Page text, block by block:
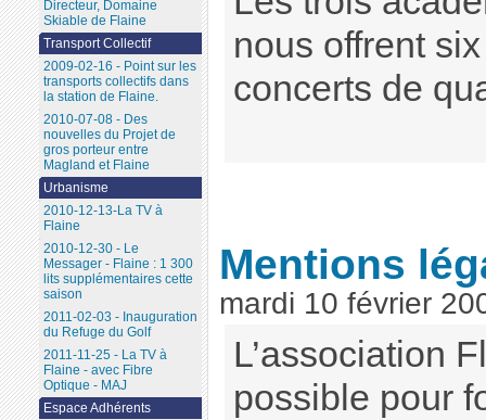
nous offrent
concerts de
Mentions
mardi 10 février
L’association
possible pour
Directeur, Domaine
Skiable de Flaine
Transport Collectif
2009-02-16 - Point sur les
transports collectifs dans
la station de Flaine.
2010-07-08 - Des
nouvelles du Projet de
gros porteur entre
Magland et Flaine
Urbanisme
2010-12-13-La TV à
Flaine
2010-12-30 - Le
Messager - Flaine : 1 300
lits supplémentaires cette
saison
2011-02-03 - Inauguration
du Refuge du Golf
2011-11-25 - La TV à
Flaine - avec Fibre
Optique - MAJ
Espace Adhérents